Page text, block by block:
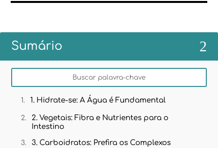
Sumário 2
1. Hidrate-se: A Água é Fundamental
2. Vegetais: Fibra e Nutrientes para o
Intestino
3. Carboidratos: Prefira os Complexos